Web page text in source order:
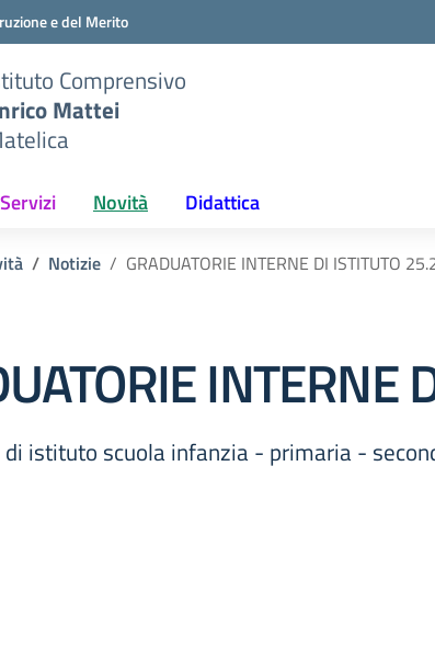
e del Merito
Comprensivo
Mattei
Servizi Novità Didattica
Notizie GRADUATORIE INTERNE DI ISTITUTO
INTERNE
istituto scuola infanzia - primaria -